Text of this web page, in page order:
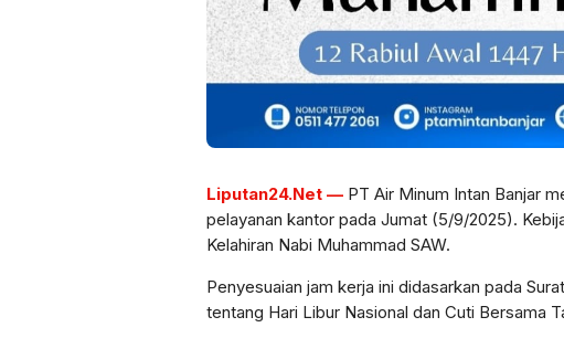
Liputan24.Net — PT Air Minum Intan Banjar
pelayanan kantor pada Jumat (5/9/2025).
Kelahiran Nabi Muhammad SAW.
Penyesuaian jam kerja ini didasarkan pada
tentang Hari Libur Nasional dan Cuti Bersama